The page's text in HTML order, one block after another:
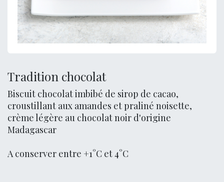
Tradition chocolat
Biscuit chocolat imbibé de sirop de cacao,
croustillant aux amandes et praliné noisette,
crème légère au chocolat noir d'origine
Madagascar
A conserver entre +1°C et 4°C